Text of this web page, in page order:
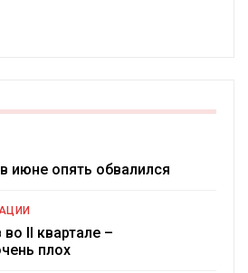
июне опять обвалился
II квартале –
плох